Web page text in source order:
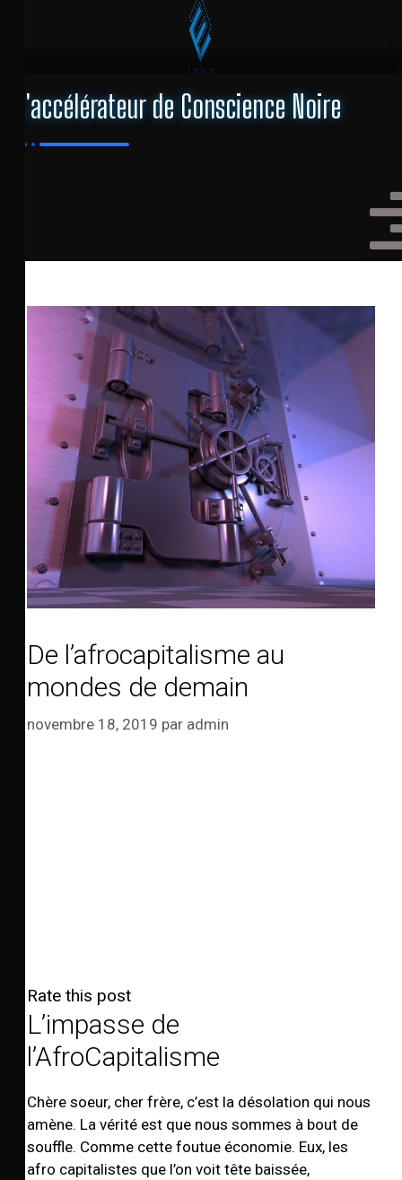
L'accélérateur de Conscience Noire
De l’afrocapitalisme au
mondes de demain
novembre 18, 2019 par admin
Rate this post
L’impasse de
l’AfroCapitalisme
Chère soeur, cher frère, c’est la désolation qui nous
amène. La vérité est que nous sommes à bout de
souffle. Comme cette foutue économie. Eux, les
afro capitalistes que l’on voit tête baissée,